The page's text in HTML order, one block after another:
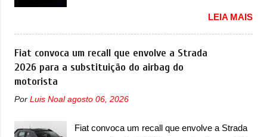
apresentou com o Sterrato, mas com um
design ainda mais Mad Max – algo
característico da Rezvani. Junto com as
imagens, a marca já confirmou que o Dune
serão apenas sete unidades produzidas...
Ele será equipado com um motor V10
Jensen International Automotive (abreviação
de JIA) apresentou uma nova imagem teaser
que mostra como será o Interceptor GTX, o
esportivo que recolocará a marca no
mercado. O granturismo (GT) apareceu em
aparece o para-choque traseiro. A marca
apresentado no terceiro trimestre de 2026, ou
LEIA MAIS
Fiat convoca um recall que envolve a Strada
2026 para a substituição do airbag do
motorista
Por Luis Noal agosto 06, 2026
Fiat convoca um recall que envolve a Strada